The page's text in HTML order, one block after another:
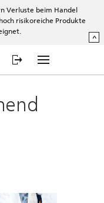
Verluste beim Handel
risikoreiche Produkte
^